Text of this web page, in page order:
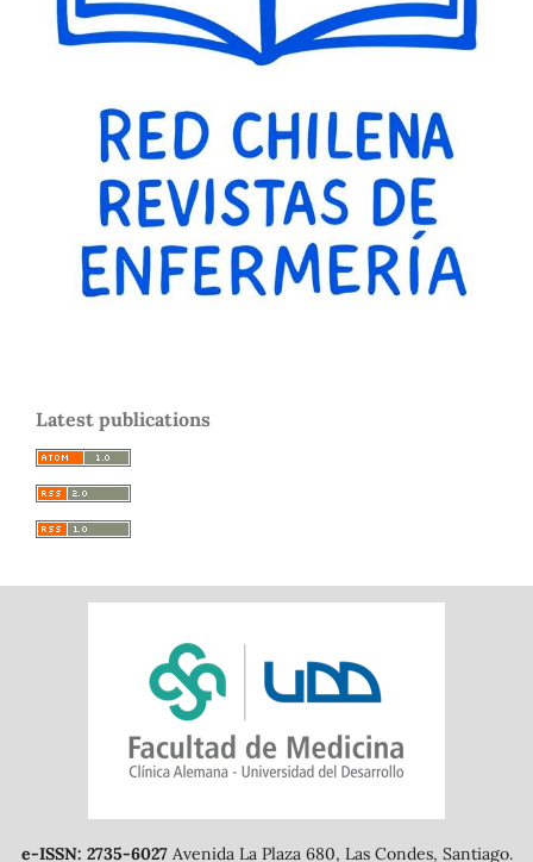
Latest publications
e-ISSN: 2735-6027Avenida La Plaza 680, Las Condes, Santiago.